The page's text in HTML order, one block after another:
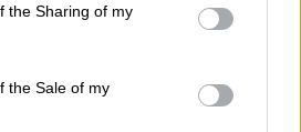
usage behaviour. You may click to
Google and its third-party tags to
specified purposes in below Google
the Sharing of my
the Sale of my